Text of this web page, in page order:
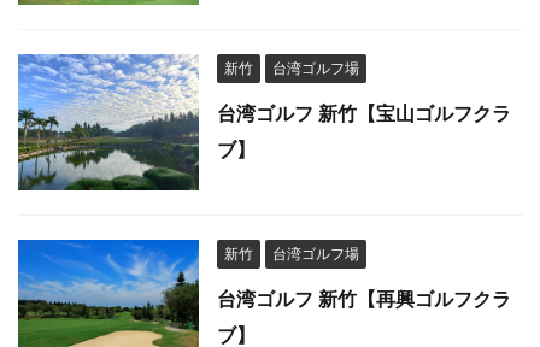
新竹 台湾ゴルフ場
台湾ゴルフ 新竹【宝山ゴルフクラ
ブ】
新竹 台湾ゴルフ場
台湾ゴルフ 新竹【再興ゴルフクラ
ブ】